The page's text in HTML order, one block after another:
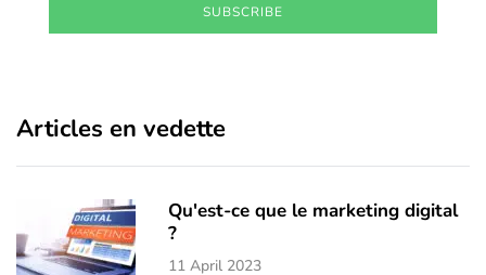
SUBSCRIBE
Articles en vedette
Qu'est-ce que le marketing digital
?
11 April 2023